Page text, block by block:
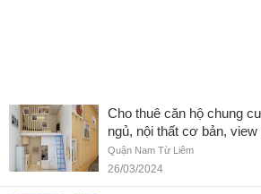
Cho thuê căn hộ chung
ngủ, nội thất cơ bản, view
Quận Nam Từ Liêm
26/03/2024